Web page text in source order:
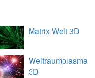
Matrix Welt 3D
Weltraumplasma
3D